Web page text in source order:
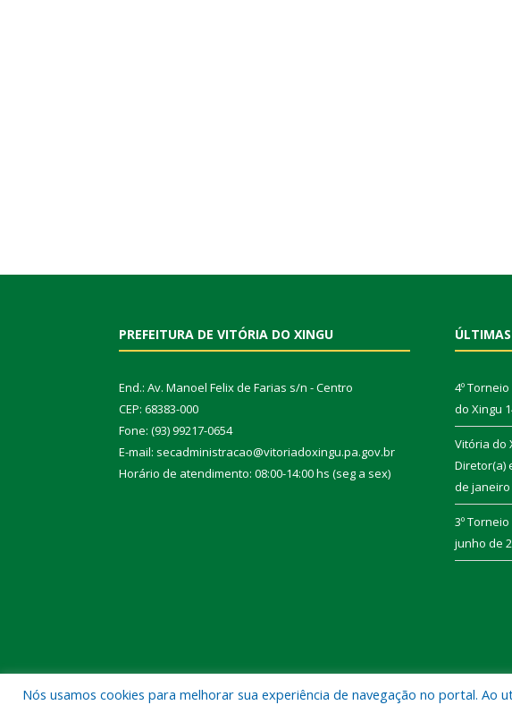
PREFEITURA DE VITÓRIA DO XINGU
End.: Av. Manoel Felix de Farias s/n - Centro
CEP: 68383-000
Fone: (93) 99217-0654
E-mail: secadministracao@vitoriadoxingu.pa.gov.br
Horário de atendimento: 08:00-14:00 hs (seg a sex)
4º
do Xingu
Vitória do
Diretor(a)
de janeiro
3º
junho de
Nós usamos cookies para melhorar sua experiência de navegação no portal. Ao